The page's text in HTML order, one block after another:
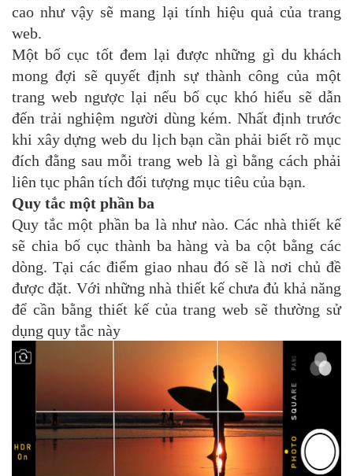
cao như vậy sẽ mang lại tính hiệu quả của trang
web.
Một bố cục tốt đem lại được những gì du khách
mong đợi sẽ quyết định sự thành công của một
trang web ngược lại nếu bố cục khó hiểu sẽ dẫn
đến trải nghiệm người dùng kém. Nhất định trước
khi xây dựng web du lịch bạn cần phải biết rõ mục
đích đằng sau mỗi trang web là gì bằng cách phải
liên tục phân tích đối tượng mục tiêu của bạn.
Quy tắc một phần ba
Quy tắc một phần ba là như nào. Các nhà thiết kế
sẽ chia bố cục thành ba hàng và ba cột bằng các
dòng. Tại các điểm giao nhau đó sẽ là nơi chủ đề
được đặt. Với những nhà thiết kế chưa đủ khả năng
để cần bằng thiết kế của trang web sẽ thường sử
dụng quy tắc này